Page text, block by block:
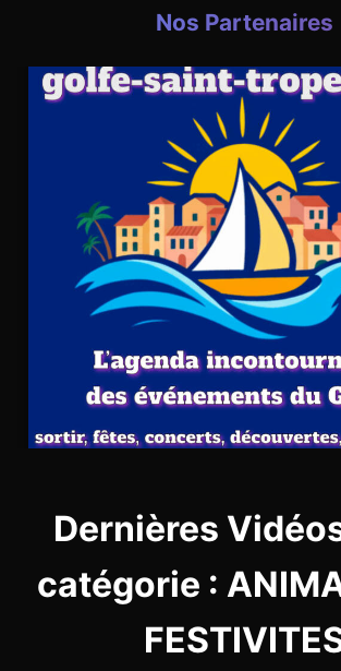
Nos Partenaires
Dernières
catégorie :